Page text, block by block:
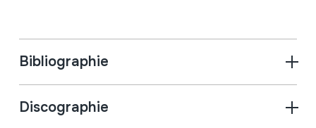
Bibliographie
Discographie